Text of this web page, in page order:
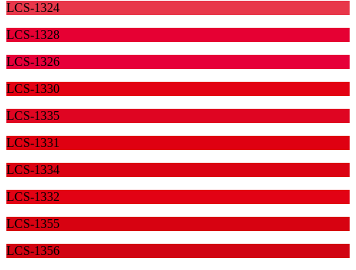
LCS-1324
LCS-1328
LCS-1326
LCS-1330
LCS-1335
LCS-1331
LCS-1334
LCS-1332
LCS-1355
LCS-1356